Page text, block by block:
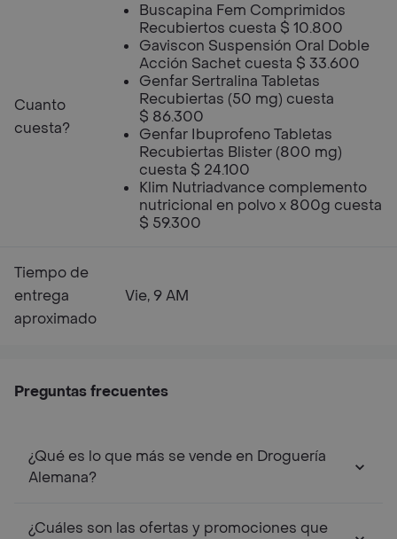
Cuanto
cuesta?
Buscapina Fem Comprimidos
Recubiertos cuesta $ 10.800
Gaviscon Suspensión Oral Doble
Acción Sachet cuesta $ 33.600
Genfar Sertralina Tabletas
Recubiertas (50 mg) cuesta
$ 86.300
Genfar Ibuprofeno Tabletas
Recubiertas Blister (800 mg)
cuesta $ 24.100
Klim Nutriadvance complemento
nutricional en polvo x 800g cuesta
$ 59.300
Tiempo de
entrega
aproximado
Vie, 9 AM
Preguntas frecuentes
¿Qué es lo que más se vende en Droguería
Alemana?
¿Cuáles son las ofertas y promociones que